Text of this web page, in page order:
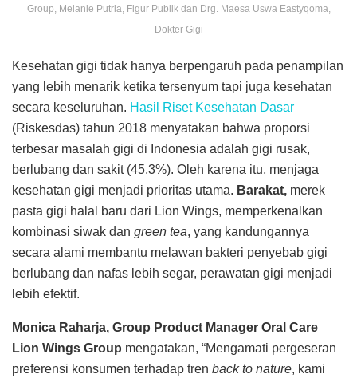
Group, Melanie Putria, Figur Publik dan Drg. Maesa Uswa Eastyqoma,
Dokter Gigi
Kesehatan gigi tidak hanya berpengaruh pada penampilan
yang lebih menarik ketika tersenyum tapi juga kesehatan
secara keseluruhan. Hasil Riset Kesehatan Dasar
(Riskesdas) tahun 2018 menyatakan bahwa proporsi
terbesar masalah gigi di Indonesia adalah gigi rusak,
berlubang dan sakit (45,3%). Oleh karena itu, menjaga
kesehatan gigi menjadi prioritas utama. Barakat, merek
pasta gigi halal baru dari Lion Wings, memperkenalkan
kombinasi siwak dan green tea, yang kandungannya
secara alami membantu melawan bakteri penyebab gigi
berlubang dan nafas lebih segar, perawatan gigi menjadi
lebih efektif.
Monica Raharja, Group Product Manager Oral Care
Lion Wings Group mengatakan, “Mengamati pergeseran
preferensi konsumen terhadap tren back to nature, kami